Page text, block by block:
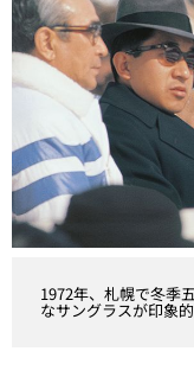
1972年、札幌で冬季
なサングラスが印